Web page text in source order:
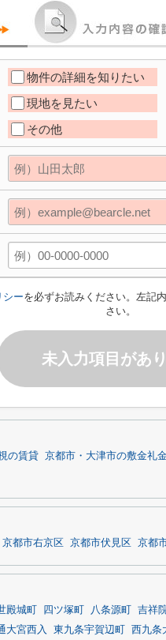
物件の詳細を知りたい
現地を見たい
その他
シーを必ずお読みください。左記
さい。
未入力項目があ
の賃貸 京都市・大津市の敷金礼
京都市右京区 京都市伏見区 京都
殿城町 四ツ塚町 八条源町 吉祥
大宮西入 東九条宇賀辺町 西九条